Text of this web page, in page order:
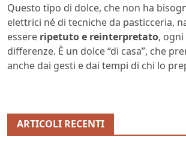
Questo tipo di dolce, che non ha
elettrici né di tecniche da pasticceria,
essere ripetuto e reinterpretato,
differenze. È un dolce “di casa”, che
anche dai gesti e dai tempi di chi lo
ARTICOLI RECENTI